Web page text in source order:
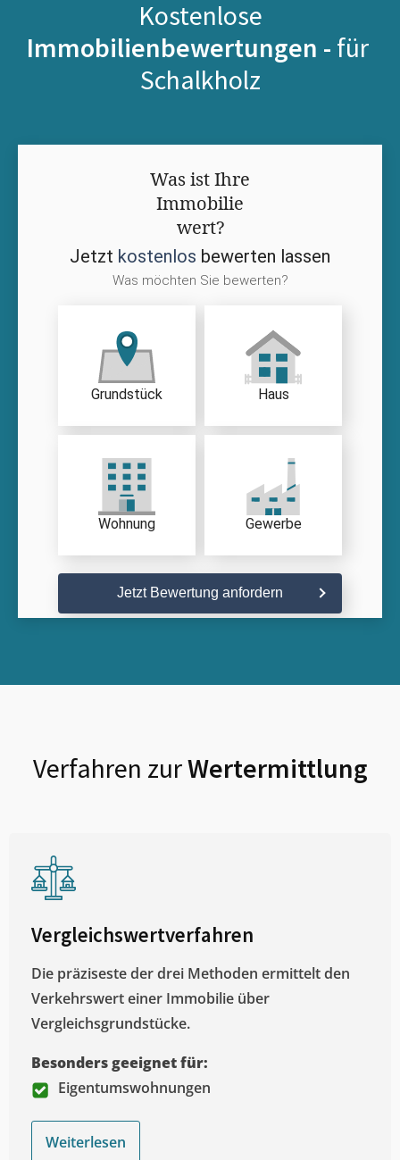
Kostenlose
Immobilienbewertungen - für
Schalkholz
Was ist Ihre
Immobilie
wert?
Jetzt kostenlos bewerten lassen
Was möchten Sie bewerten?
Grundstück Haus
Wohnung Gewerbe
Jetzt Bewertung anfordern
Verfahren zurWertermittlung
Vergleichswertverfahren
Die präziseste der drei Methoden ermittelt den
Verkehrswert einer Immobilie über
Vergleichsgrundstücke.
Besonders geeignet für:
Eigentumswohnungen
Weiterlesen